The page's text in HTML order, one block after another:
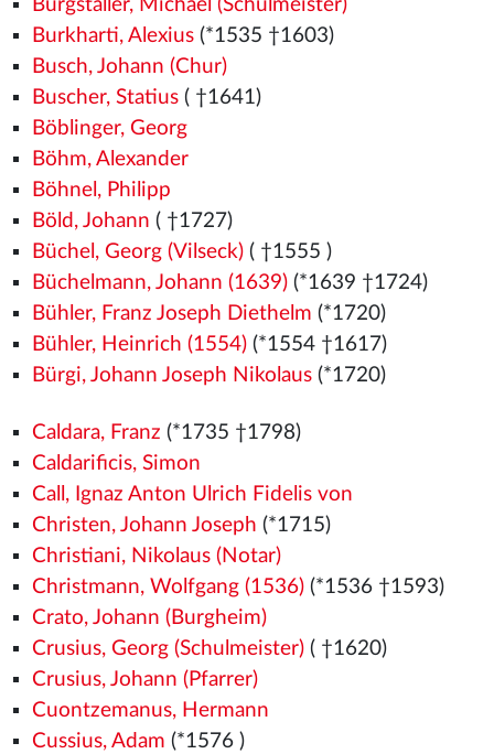
Burgstaller, Michael (Schulmeister)
Burkharti, Alexius(*1535 †1603)
Busch, Johann (Chur)
Buscher, Statius( †1641)
Böblinger, Georg
Böhm, Alexander
Böhnel, Philipp
Böld, Johann ( †1727)
Büchel, Georg (Vilseck)( †1555 )
Büchelmann, Johann (1639)(*1639 †1724)
Bühler, Franz Joseph Diethelm (*1720)
Bühler, Heinrich (1554)(*1554 †1617)
Bürgi, Johann Joseph Nikolaus(*1720)
Caldara, Franz (*1735 †1798)
Caldarificis, Simon
Call, Ignaz Anton Ulrich Fidelis von
Christen, Johann Joseph (*1715)
Christiani, Nikolaus (Notar)
Christmann, Wolfgang (1536)(*1536 †1593)
Crato, Johann (Burgheim)
Crusius, Georg (Schulmeister)( †1620)
Crusius, Johann (Pfarrer)
Cuontzemanus, Hermann
Cussius, Adam (*1576 )